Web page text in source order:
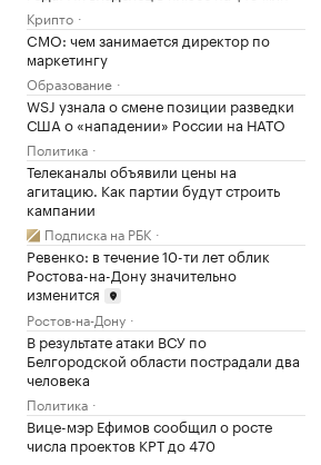
Крипто
CMO: чем занимается директор по
маркетингу
Образование
WSJ узнала о смене позиции разведки
США о «нападении» России на НАТО
Политика
Телеканалы объявили цены на
агитацию. Как партии будут строить
кампании
Подписка на РБК
Ревенко: в течение 10-ти лет облик
Ростова-на-Дону значительно
изменится
Ростов-на-Дону
В результате атаки ВСУ по
Белгородской области пострадали два
человека
Политика
Вице-мэр Ефимов сообщил о росте
числа проектов КРТ до 470